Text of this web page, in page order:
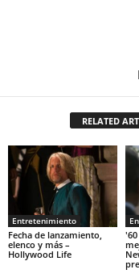
RELATED
Entretenimiento
Fecha de lanzamiento,
elenco y más –
Hollywood Life